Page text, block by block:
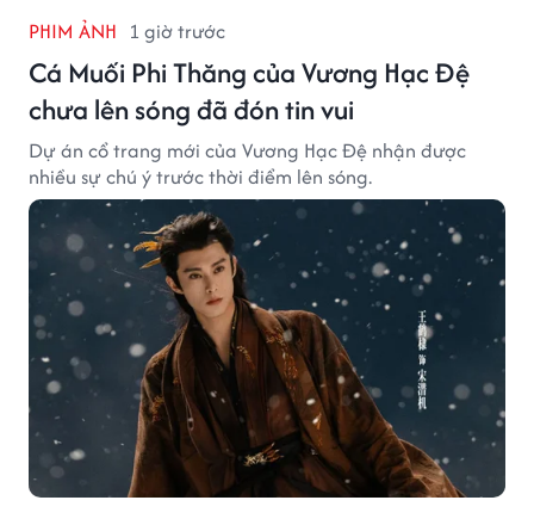
PHIM ẢNH 1 giờ trước
Cá Muối Phi Thăng của Vương Hạc Đệ
chưa lên sóng đã đón tin vui
Dự án cổ trang mới của Vương Hạc Đệ nhận được
nhiều sự chú ý trước thời điểm lên sóng.